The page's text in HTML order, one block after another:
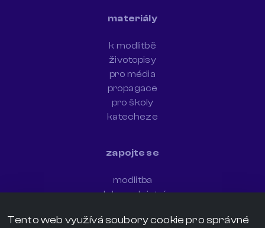
materiály
k modlitbě
životopisy
pro média
propagace
pro školy
katecheze
zapojte se
modlitba
dobrovolnictví
sdílejte svědectví
Tento web využívá soubory cookie pro správné